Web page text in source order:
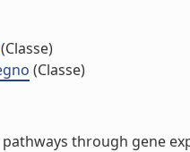
(Classe)
(Classe)
through gene